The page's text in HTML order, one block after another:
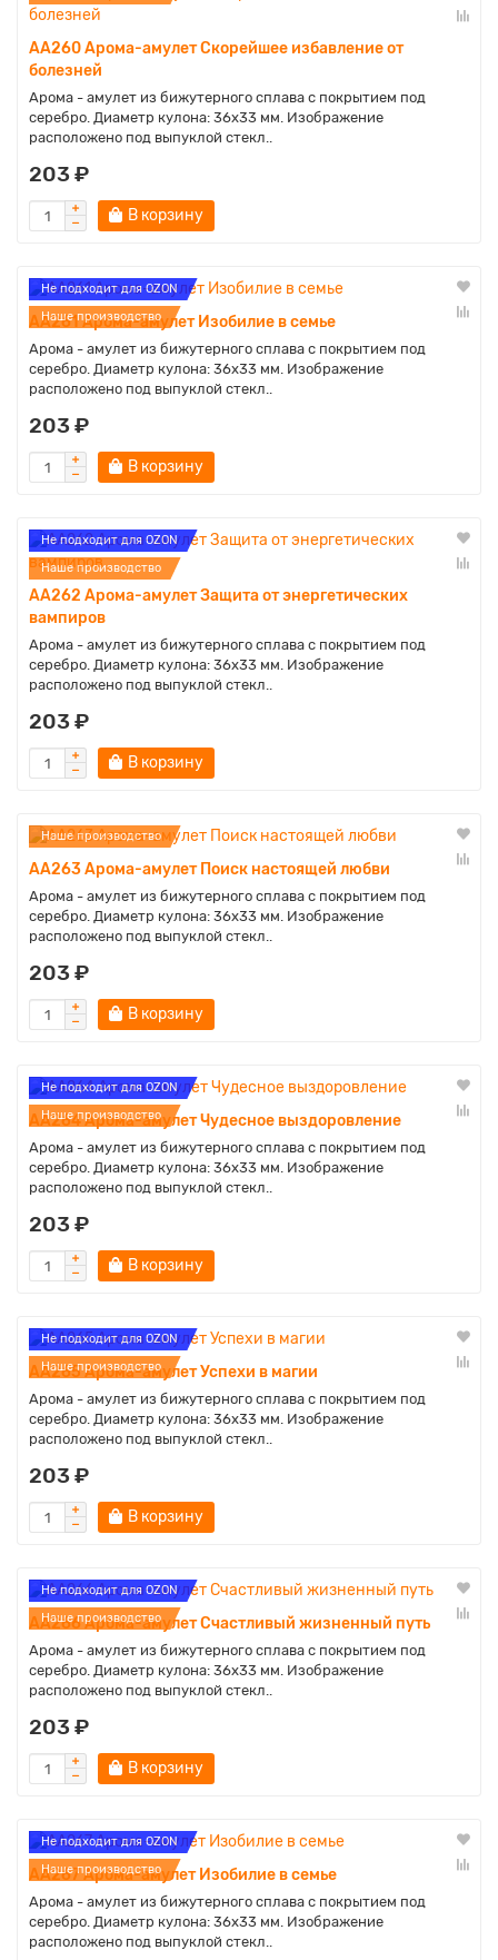
AA260 Арома-амулет Скорейшее избавление от
болезней
Арома - амулет из бижутерного сплава с покрытием под
серебро. Диаметр кулона: 36х33 мм. Изображение
расположено под выпуклой стекл..
203 ₽
В корзину
Не подходит для OZON
Наше производство
AA261 Арома-амулет Изобилие в семье
Арома - амулет из бижутерного сплава с покрытием под
серебро. Диаметр кулона: 36х33 мм. Изображение
расположено под выпуклой стекл..
203 ₽
В корзину
Не подходит для OZON
Наше производство
AA262 Арома-амулет Защита от энергетических
вампиров
Арома - амулет из бижутерного сплава с покрытием под
серебро. Диаметр кулона: 36х33 мм. Изображение
расположено под выпуклой стекл..
203 ₽
В корзину
Наше производство
AA263 Арома-амулет Поиск настоящей любви
Арома - амулет из бижутерного сплава с покрытием под
серебро. Диаметр кулона: 36х33 мм. Изображение
расположено под выпуклой стекл..
203 ₽
В корзину
Не подходит для OZON
Наше производство
AA264 Арома-амулет Чудесное выздоровление
Арома - амулет из бижутерного сплава с покрытием под
серебро. Диаметр кулона: 36х33 мм. Изображение
расположено под выпуклой стекл..
203 ₽
В корзину
Не подходит для OZON
Наше производство
AA265 Арома-амулет Успехи в магии
Арома - амулет из бижутерного сплава с покрытием под
серебро. Диаметр кулона: 36х33 мм. Изображение
расположено под выпуклой стекл..
203 ₽
В корзину
Не подходит для OZON
Наше производство
AA266 Арома-амулет Cчacтливый жизнeнный пyть
Арома - амулет из бижутерного сплава с покрытием под
серебро. Диаметр кулона: 36х33 мм. Изображение
расположено под выпуклой стекл..
203 ₽
В корзину
Не подходит для OZON
Наше производство
AA267 Арома-амулет Изобилие в семье
Арома - амулет из бижутерного сплава с покрытием под
серебро. Диаметр кулона: 36х33 мм. Изображение
расположено под выпуклой стекл..